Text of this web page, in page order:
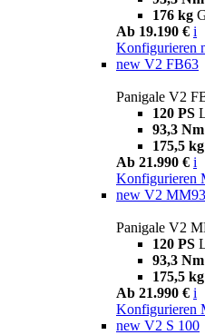
176 kg
Ab 19.190 € i
Konfigurieren
new V2 FB63
Panigale V2
120 PS
93,3 Nm
175,5 kg
Ab 21.990 € i
Konfigurieren
new V2 MM93
Panigale V2
120 PS
93,3 Nm
175,5 kg
Ab 21.990 € i
Konfigurieren
new V2 S 100